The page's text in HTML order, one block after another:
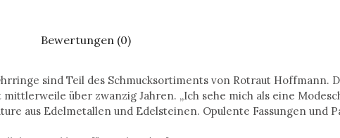
Bewertungen (0)
sind Teil des Schmucksortiments von Rotraut Hoffmann.
über zwanzig Jahren. „Ich sehe mich als eine
aus Edelmetallen und Edelsteinen. Opulente Fassungen und